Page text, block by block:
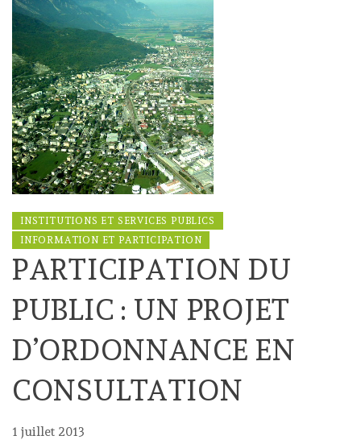
INSTITUTIONS ET SERVICES PUBLICS
INFORMATION ET PARTICIPATION
PARTICIPATION DU
PUBLIC : UN PROJET
D’ORDONNANCE EN
CONSULTATION
1 juillet 2013